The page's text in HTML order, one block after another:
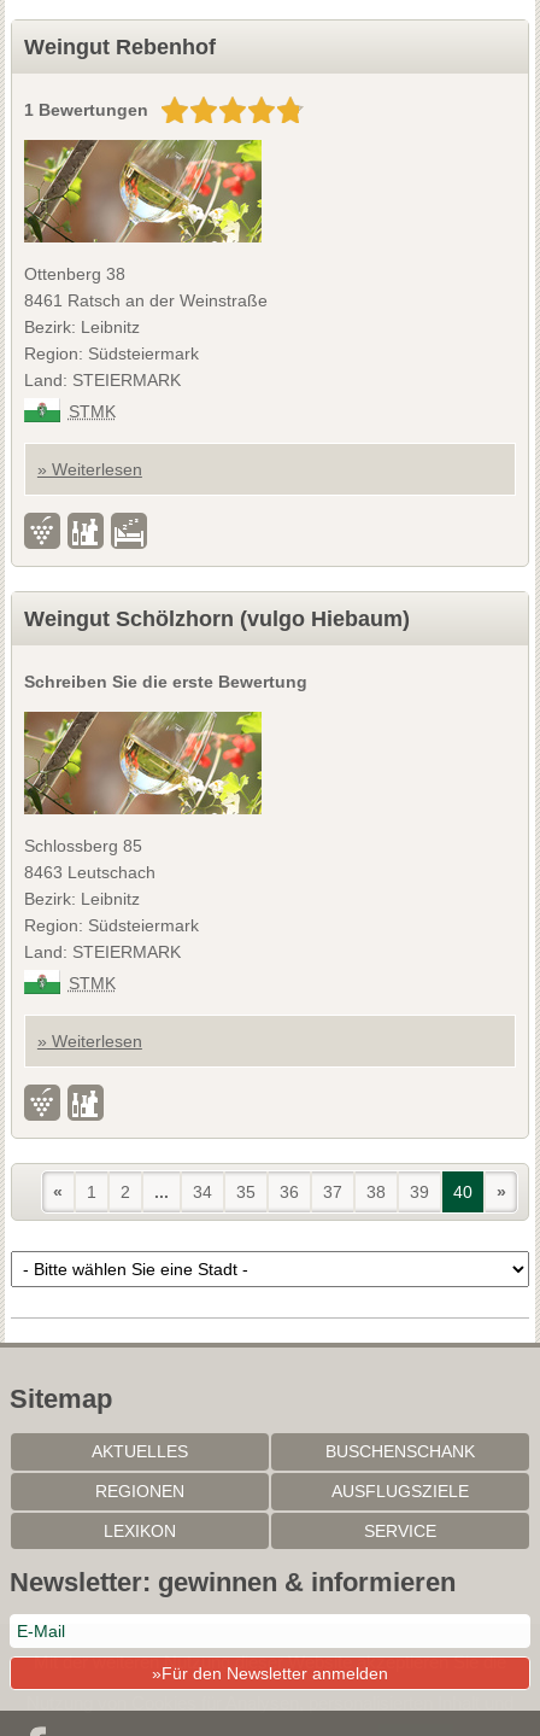
Weingut Rebenhof
1 Bewertungen
Ottenberg 38
8461 Ratsch an der Weinstraße
Bezirk: Leibnitz
Region: Südsteiermark
Land: STEIERMARK
STMK
» Weiterlesen
Weingut Schölzhorn (vulgo Hiebaum)
Schreiben Sie die erste Bewertung
Schlossberg 85
8463 Leutschach
Bezirk: Leibnitz
Region: Südsteiermark
Land: STEIERMARK
STMK
» Weiterlesen
« 1 2 ... 34 35 36 37 38 39 40 »
Sitemap
AKTUELLES BUSCHENSCHANK
REGIONEN AUSFLUGSZIELE
LEXIKON SERVICE
Newsletter: gewinnen & informieren
»Für den Newsletter anmelden
Mit der weiteren Nutzung dieser Website akzeptieren Sie die